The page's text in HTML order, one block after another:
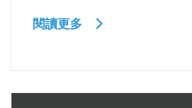
閱讀更多